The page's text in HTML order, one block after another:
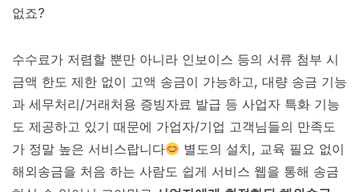
없죠?
수수료가 저렴할 뿐만 아니라 인보이스 등의 서류 첨부 시
금액 한도 제한 없이 고액 송금이 가능하고, 대량 송금 기능
과 세무처리/거래처용 증빙자료 발급 등 사업자 특화 기능
도 제공하고 있기 때문에 가업자/기업 고객님들의 만족도
가 정말 높은 서비스랍니다
별도의 설치, 교육 필요 없이
해외송금을 처음 하는 사람도 쉽게 서비스 웹을 통해 송금